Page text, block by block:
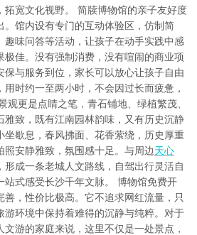
拓宽文化视野。 简牍博物馆的亲子友好度
。馆内设有专门的互动体验区，仿制简
趣味问答等活动，让孩子在动手实践中感
极佳。没有强制消费，没有喧闹的商业项
保与服务到位，家长可以放心让孩子自由
时约一至两小时，不会因过长而疲惫，
观更是点睛之笔，青石铺地、绿植繁茂、
雅致，既有江南园林韵味，又有历史沉静
坐歇息，春风拂面、花香萦绕，历史厚重
照安静雅致，氛围感十足。与周边 天心
形成一条老城人文路线，自驾出行灵活自
站式感受长沙千年文脉。 博物馆免费开
善，性价比极高。它不追求网红流量，只
游环境中保持着难得的沉静与纯粹。对于
游的家庭来说，这里不仅是一处景点，